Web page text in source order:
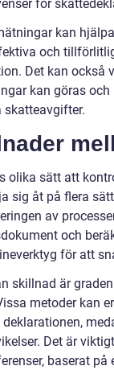
för
kan
och
Det kan också
kan göras
skatteavgifter.
olika sätt att
sig åt på flera
av
och
för att
skillnad är
metoder kan
deklarationen,
Det är
baserat på